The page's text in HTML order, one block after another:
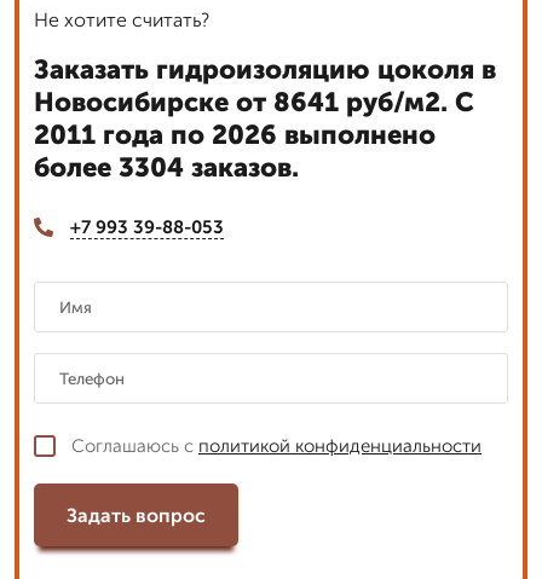
Не хотите считать?
Заказать гидроизоляцию цоколя в
Новосибирске от 8641 руб/м2. С
2011 года по 2026 выполнено
более 3304 заказов.
+7 993 39-88-053
Соглашаюсь с политикой конфиденциальности
Задать вопрос